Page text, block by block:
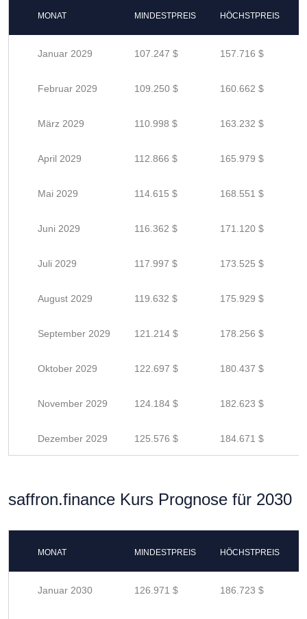
MONAT MINDESTPREIS HÖCHSTPREIS
Januar 2029 107.247 $ 157.716 $
Februar 2029 109.250 $ 160.662 $
März 2029 110.998 $ 163.232 $
April 2029 112.866 $ 165.979 $
Mai 2029 114.615 $ 168.551 $
Juni 2029 116.362 $ 171.120 $
Juli 2029 117.997 $ 173.525 $
August 2029 119.632 $ 175.929 $
September 2029 121.214 $ 178.256 $
Oktober 2029 122.697 $ 180.437 $
November 2029 124.184 $ 182.623 $
Dezember 2029 125.576 $ 184.671 $
saffron.finance Kurs Prognose für 2030
MONAT MINDESTPREIS HÖCHSTPREIS
Januar 2030 126.971 $ 186.723 $